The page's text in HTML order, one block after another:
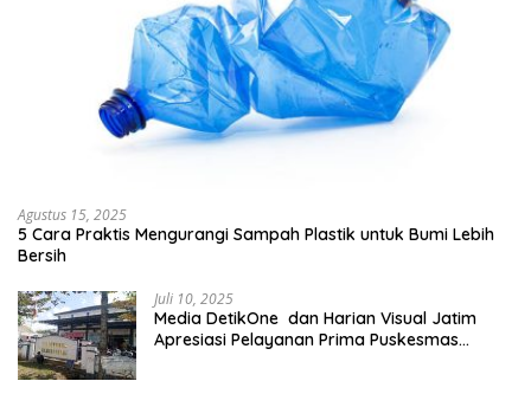
Agustus 15, 2025
5 Cara Praktis Mengurangi Sampah Plastik untuk Bumi Lebih
Bersih
Juli 10, 2025
Media DetikOne dan Harian Visual Jatim
Apresiasi Pelayanan Prima Puskesmas